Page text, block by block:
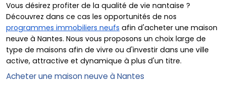
Vous désirez profiter de la qualité de vie nantaise ?
Découvrez dans ce cas les opportunités de nos
programmes immobiliers neufs afin d'acheter une maison
neuve à Nantes. Nous vous proposons un choix large de
type de maisons afin de vivre ou d'investir dans une ville
active, attractive et dynamique à plus d'un titre.
Acheter une maison neuve à Nantes